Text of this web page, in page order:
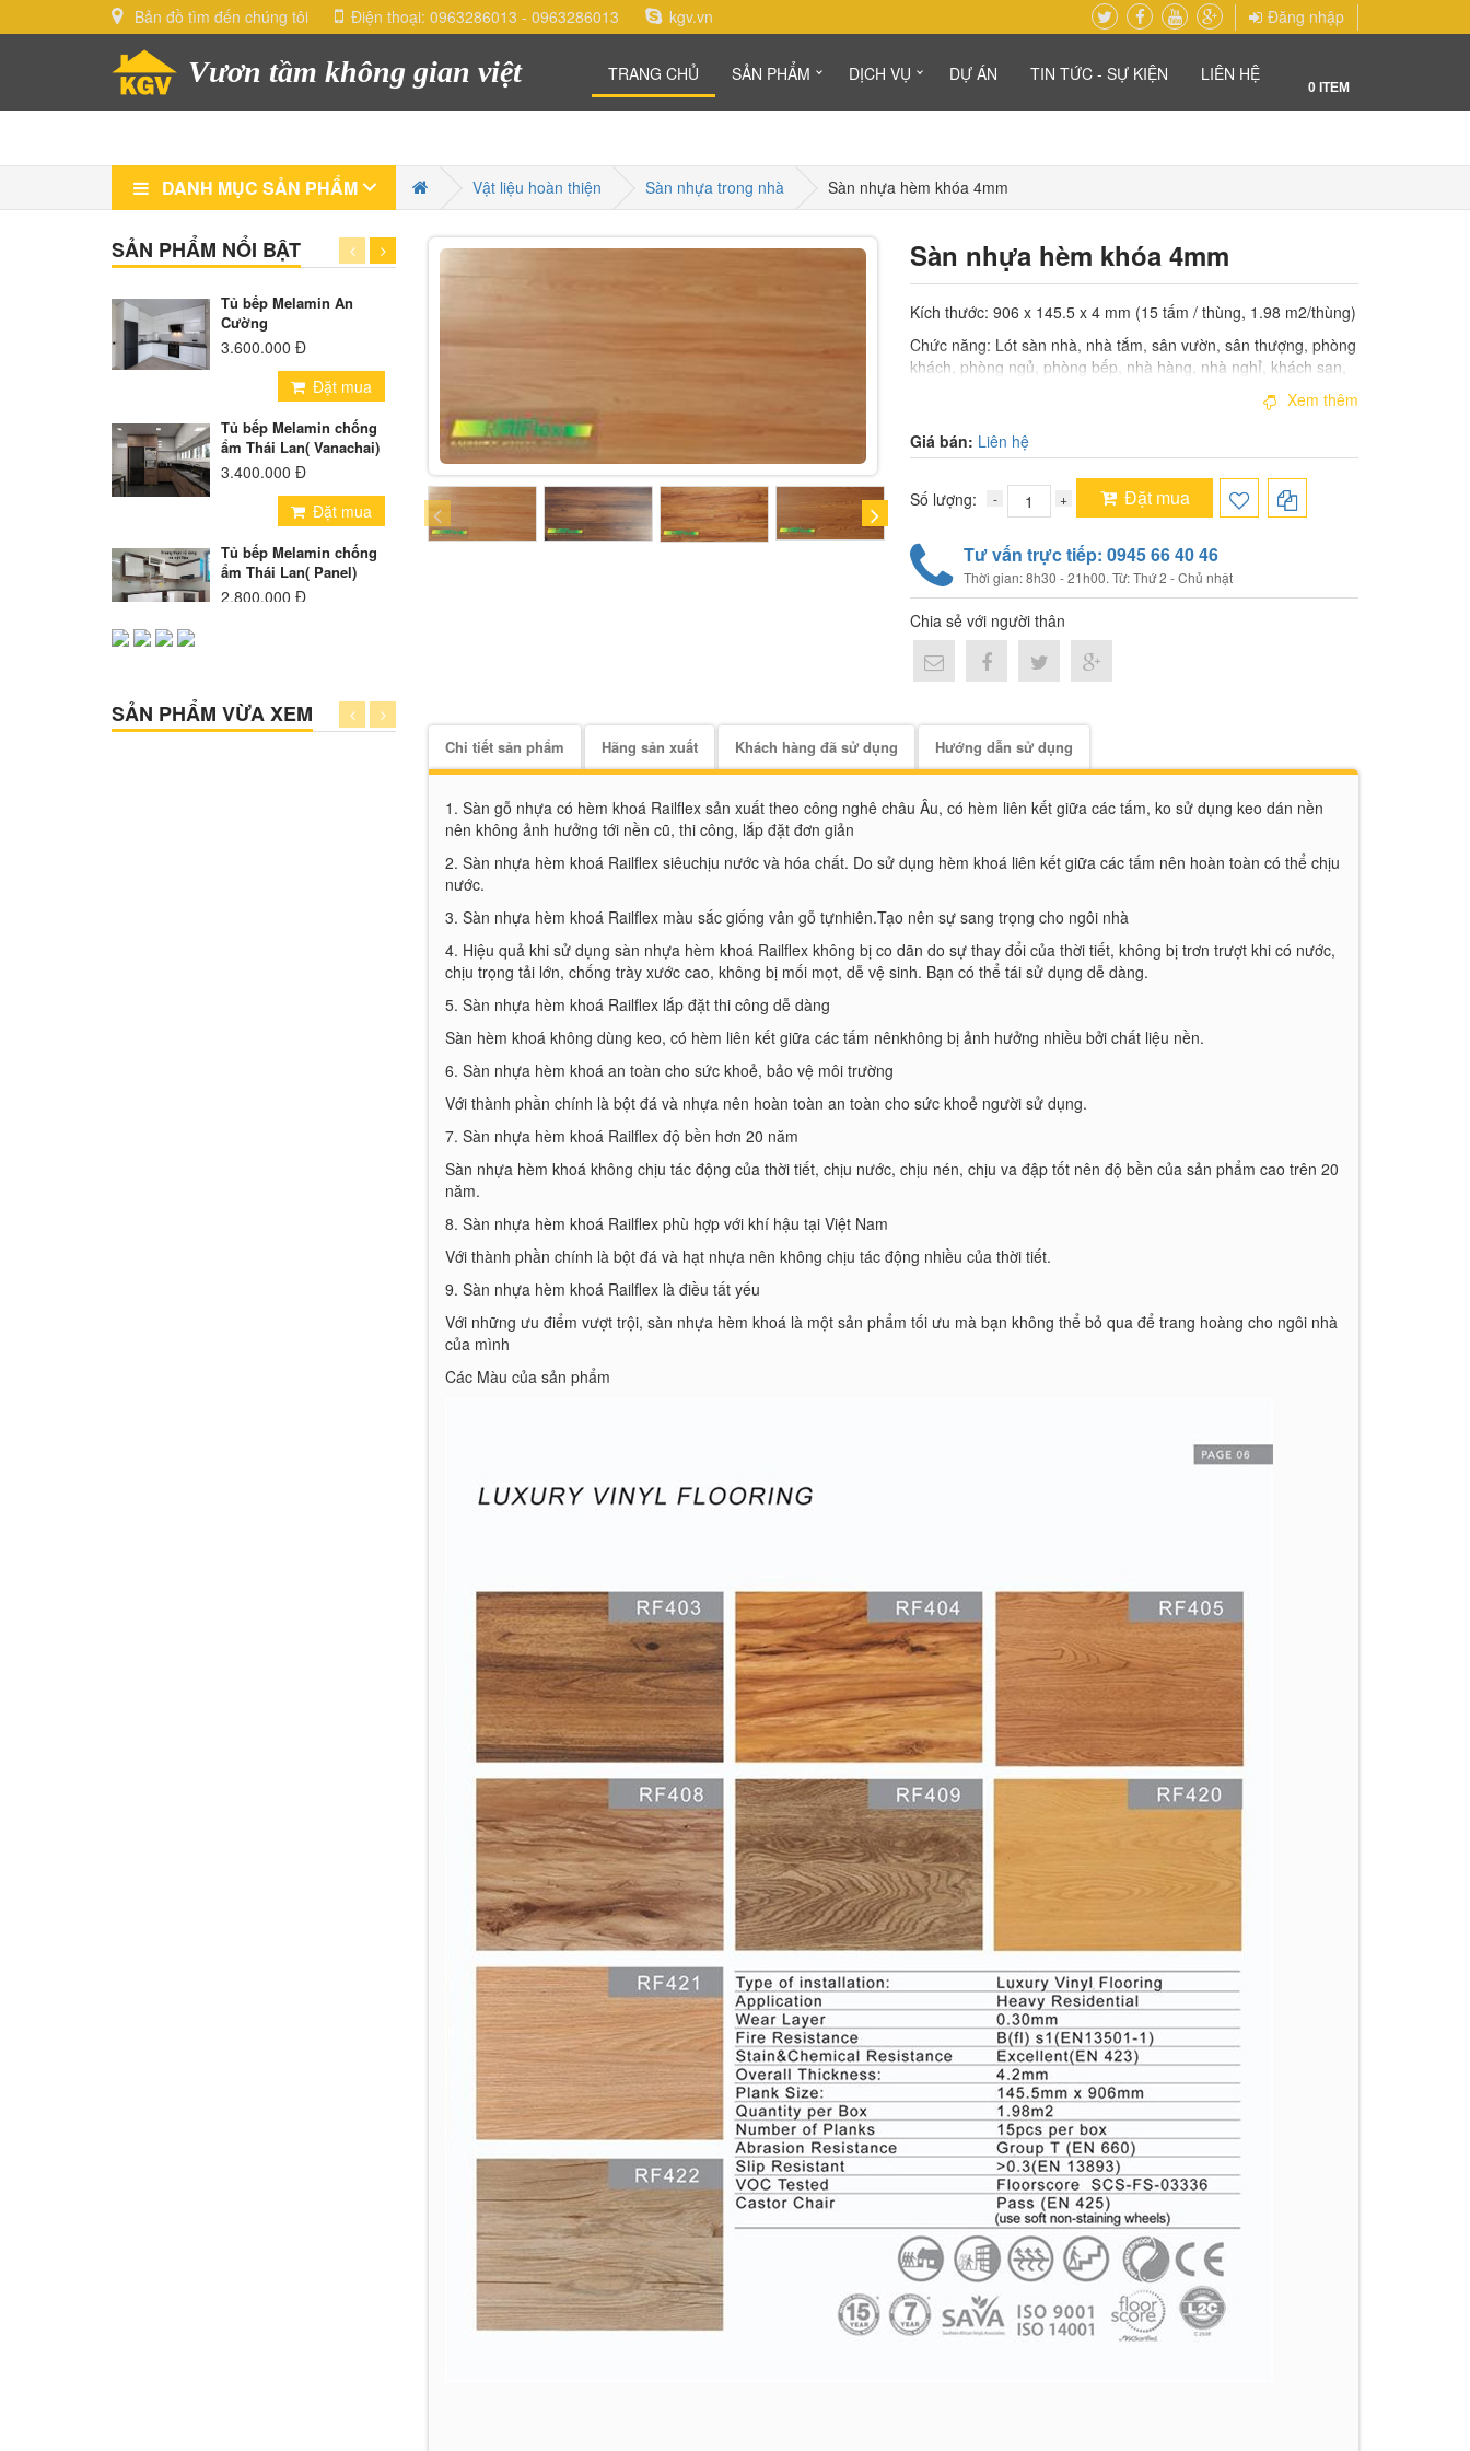
Bản đồ tìm đến chúng tôi Điện thoại: 0963286013 - 0963286013 kgv.vn Đăng nhập
Vươn tầm không gian việt 0 ITEM
TRANG CHỦ SẢN PHẨM DỊCH VỤ DỰ ÁN TIN TỨC - SỰ KIỆN LIÊN HỆ
DANH MỤC SẢN PHẨM Vật liệu hoàn thiện Sàn nhựa trong nhà Sàn nhựa hèm khóa 4mm
Sàn nhựa hèm khóa 4mm
Kích thước: 906 x 145.5 x 4 mm (15 tấm / thùng, 1.98 m2/thùng)
Chức năng: Lót sàn nhà, nhà tắm, sân vườn, sân thượng, phòng
khách, phòng ngủ, phòng bếp, nhà hàng, nhà nghỉ, khách sạn,
khu nghỉ dưỡng, phòng karaoke, căn hộ, nhà chung cư, biệt
Bảo hành: 15 năm
Đặc điểm nổi trội: – Công nghệ hèm khóa với chiều dày mỏng
– Không cần dùng keo dán
– An toàn 100% khi bị ngập nước
– Sàn nhựa đạt tiêu chuẩn Hàn Quốc
– Không cong vênh, co ngót, mối mọt
Xem thêm
Giá bán: Liên hệ
Số lượng: Đặt mua
Tư vấn trực tiếp: 0945 66 40 46
Thời gian: 8h30 - 21h00. Từ: Thứ 2 - Chủ nhật
Chia sẻ với người thân
Chi tiết sản phẩm Hãng sản xuất Khách hàng đã sử dụng Hướng dẫn sử dụng
1. Sàn gỗ nhựa có hèm khoá Railflex sản xuất theo công nghê châu Âu, có hèm liên kết giữa các tấm, ko sử dụng keo dán nền
nên không ảnh hưởng tới nền cũ, thi công, lắp đặt đơn giản
2. Sàn nhựa hèm khoá Railflex siêuchịu nước và hóa chất. Do sử dụng hèm khoá liên kết giữa các tấm nên hoàn toàn có thể chịu
nước.
3. Sàn nhựa hèm khoá Railflex màu sắc giống vân gỗ tựnhiên.Tạo nên sự sang trọng cho ngôi nhà
4. Hiệu quả khi sử dụng sàn nhựa hèm khoá Railflex không bị co dãn do sự thay đổi của thời tiết, không bị trơn trượt khi có nước,
chịu trọng tải lớn, chống trày xước cao, không bị mối mọt, dễ vệ sinh. Bạn có thể tái sử dụng dễ dàng.
5. Sàn nhựa hèm khoá Railflex lắp đặt thi công dễ dàng
Sàn hèm khoá không dùng keo, có hèm liên kết giữa các tấm nênkhông bị ảnh hưởng nhiều bởi chất liệu nền.
6. Sàn nhựa hèm khoá an toàn cho sức khoẻ, bảo vệ môi trường
Với thành phần chính là bột đá và nhựa nên hoàn toàn an toàn cho sức khoẻ người sử dụng.
7. Sàn nhựa hèm khoá Railflex độ bền hơn 20 năm
Sàn nhựa hèm khoá không chịu tác động của thời tiết, chịu nước, chịu nén, chịu va đập tốt nên độ bền của sản phẩm cao trên 20
năm.
8. Sàn nhựa hèm khoá Railflex phù hợp với khí hậu tại Việt Nam
Với thành phần chính là bột đá và hạt nhựa nên không chịu tác động nhiều của thời tiết.
9. Sàn nhựa hèm khoá Railflex là điều tất yếu
Với những ưu điểm vượt trội, sàn nhựa hèm khoá là một sản phẩm tối ưu mà bạn không thể bỏ qua để trang hoàng cho ngôi nhà
của mình
Các Màu của sản phẩm
SẢN PHẨM NỔI BẬT
Tủ bếp Melamin An
Cường
3.600.000 Đ
Đặt mua
Tủ bếp Melamin chống
ẩm Thái Lan( Vanachai)
3.400.000 Đ
Đặt mua
Tủ bếp Melamin chống
ẩm Thái Lan( Panel)
2.800.000 Đ
5.300.000 Đ
SẢN PHẨM VỪA XEM